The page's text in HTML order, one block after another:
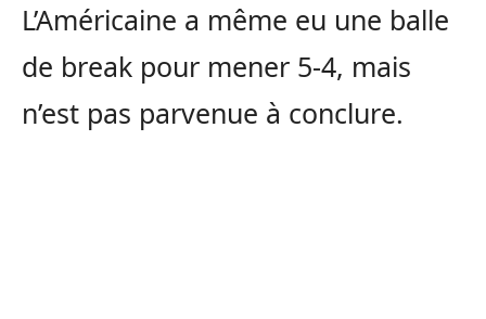
L’Américaine a même eu une balle
de break pour mener 5-4, mais
n’est pas parvenue à conclure.